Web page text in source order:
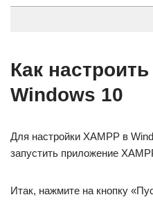
Как
Windows 10
Для настройки XAMPP в
запустить приложение
Итак, нажмите на кнопку